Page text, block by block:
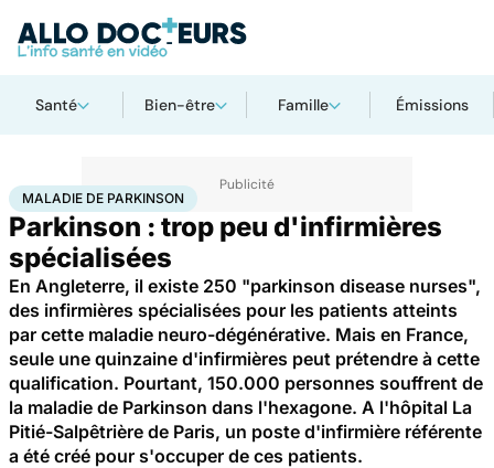
Santé Bien-être Famille Émissions
AccueilSantéMaladie de Parkinson
MALADIE DE PARKINSON
Parkinson : trop peu d'infirmières
spécialisées
En Angleterre, il existe 250 "parkinson disease nurses",
des infirmières spécialisées pour les patients atteints
par cette maladie neuro-dégénérative. Mais en France,
seule une quinzaine d'infirmières peut prétendre à cette
qualification. Pourtant, 150.000 personnes souffrent de
la maladie de Parkinson dans l'hexagone. A l'hôpital La
Pitié-Salpêtrière de Paris, un poste d'infirmière référente
a été créé pour s'occuper de ces patients.